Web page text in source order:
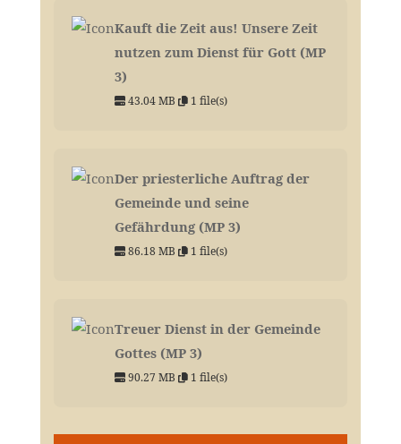
Kauft die Zeit aus! Unsere Zeit
nutzen zum Dienst für Gott (MP
3)
43.04 MB 1 file(s)
Der priesterliche Auftrag der
Gemeinde und seine
Gefährdung (MP 3)
86.18 MB 1 file(s)
Treuer Dienst in der Gemeinde
Gottes (MP 3)
90.27 MB 1 file(s)